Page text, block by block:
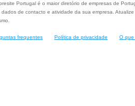
Portugal é o maior diretório de empresas de
dados de contacto e atividade da sua empresa.
frequentes Política de privacidade O que